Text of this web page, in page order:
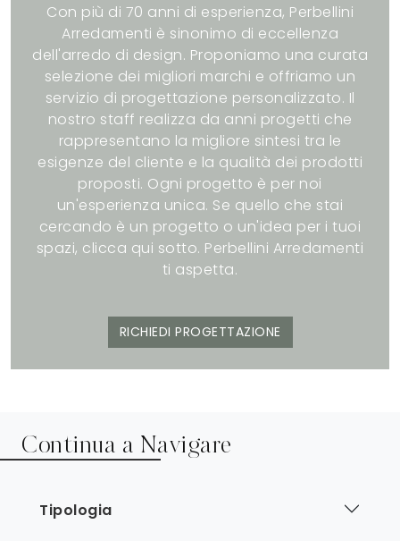
Con più di 70 anni di esperienza, Perbellini
Arredamenti è sinonimo di eccellenza
dell'arredo di design. Proponiamo una curata
selezione dei migliori marchi e offriamo un
servizio di progettazione personalizzato. Il
nostro staff realizza da anni progetti che
rappresentano la migliore sintesi tra le
esigenze del cliente e la qualità dei prodotti
proposti. Ogni progetto è per noi
un'esperienza unica. Se quello che stai
cercando è un progetto o un'idea per i tuoi
spazi, clicca qui sotto. Perbellini Arredamenti
ti aspetta.
RICHIEDI PROGETTAZIONE
Continua a Navigare
Tipologia